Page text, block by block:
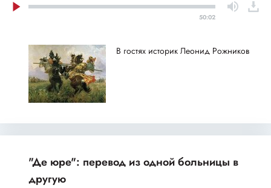
50:02
В гостях историк Леонид Рожников
"Де юре": перевод из одной больницы в
другую